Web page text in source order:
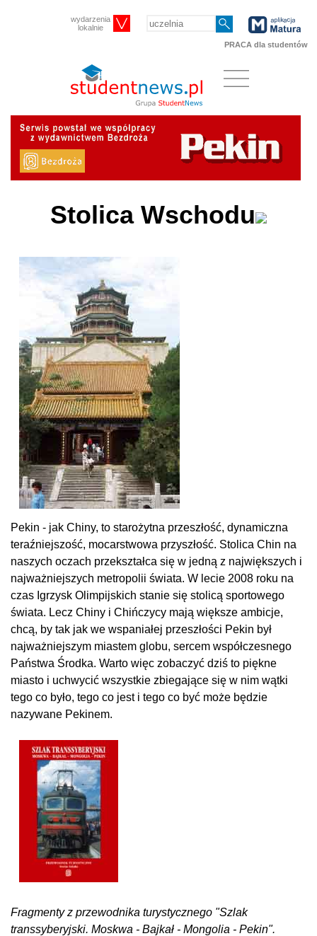
wydarzenia
lokalnie
PRACA dla studentów
Stolica Wschodu
Pekin - jak Chiny, to starożytna przeszłość, dynamiczna
teraźniejszość, mocarstwowa przyszłość. Stolica Chin na
naszych oczach przekształca się w jedną z największych i
najważniejszych metropolii świata. W lecie 2008 roku na
czas Igrzysk Olimpijskich stanie się stolicą sportowego
świata. Lecz Chiny i Chińczycy mają większe ambicje,
chcą, by tak jak we wspaniałej przeszłości Pekin był
najważniejszym miastem globu, sercem współczesnego
Państwa Środka. Warto więc zobaczyć dziś to piękne
miasto i uchwycić wszystkie zbiegające się w nim wątki
tego co było, tego co jest i tego co być może będzie
nazywane Pekinem.
Fragmenty z przewodnika turystycznego "Szlak
transsyberyjski. Moskwa - Bajkał - Mongolia - Pekin".